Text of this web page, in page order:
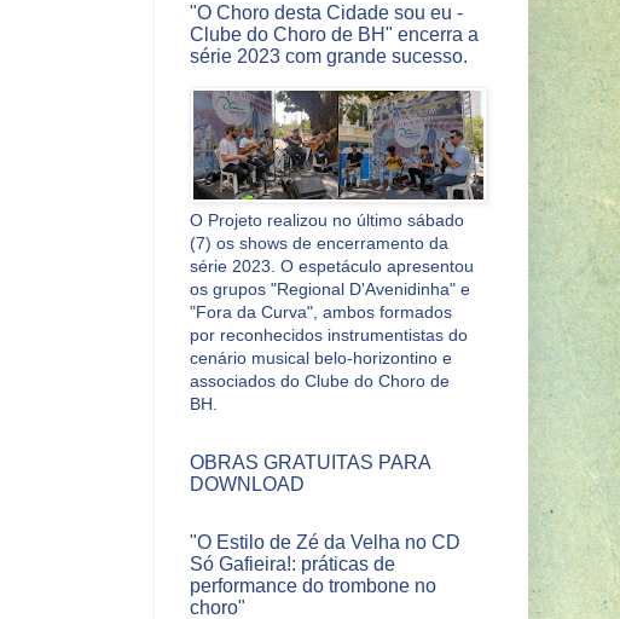
"O Choro desta Cidade sou eu -
Clube do Choro de BH" encerra a
série 2023 com grande sucesso.
O Projeto realizou no último sábado
(7) os shows de encerramento da
série 2023. O espetáculo apresentou
os grupos "Regional D'Avenidinha" e
"Fora da Curva", ambos formados
por reconhecidos instrumentistas do
cenário musical belo-horizontino e
associados do Clube do Choro de
BH.
OBRAS GRATUITAS PARA
DOWNLOAD
"O Estilo de Zé da Velha no CD
Só Gafieira!: práticas de
performance do trombone no
choro"